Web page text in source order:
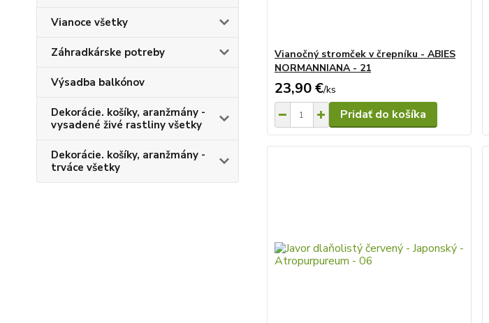
Vianoce všetky
Záhradkárske potreby
Výsadba balkónov
Dekorácie. košíky, aranžmány -
vysadené živé rastliny všetky
Dekorácie. košíky, aranžmány -
trváce všetky
Vianočný stromček v črepníku - ABIES
NORMANNIANA - 21
23,90 €/ks
Pridať do košíka